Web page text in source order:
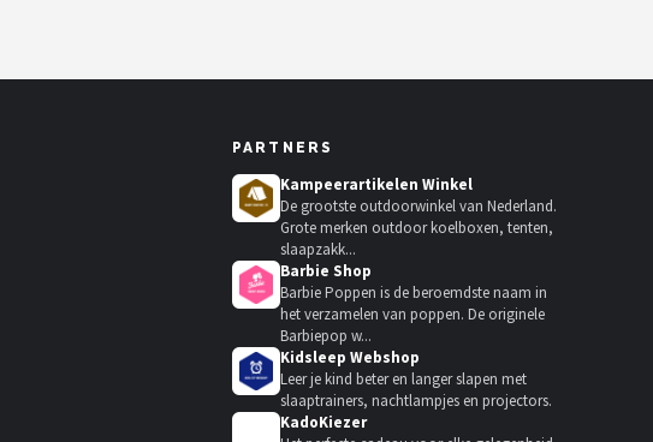
PARTNERS
Kampeerartikelen Winkel
De grootste outdoorwinkel van Nederland.
Grote merken outdoor koelboxen, tenten,
slaapzakk...
Barbie Shop
Barbie Poppen is de beroemdste naam in
het verzamelen van poppen. De originele
Barbiepop w...
Kidsleep Webshop
Leer je kind beter en langer slapen met
slaaptrainers, nachtlampjes en projectors.
KadoKiezer